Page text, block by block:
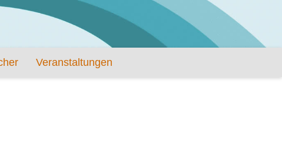
Veranstaltungen